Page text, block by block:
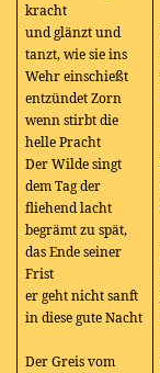
kracht
und glänzt und
tanzt, wie sie ins
Wehr einschießt
entzündet Zorn
wenn stirbt die
helle Pracht
Der Wilde singt
dem Tag der
fliehend lacht
begrämt zu spät,
das Ende seiner
Frist
er geht nicht sanft
in diese gute Nacht
Der Greis vom